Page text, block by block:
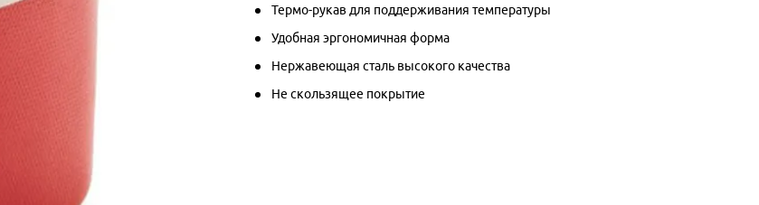
Термо-рукав для поддерживания температуры
Удобная эргономичная форма
Нержавеющая сталь высокого качества
Не скользящее покрытие